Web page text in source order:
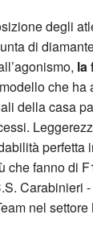
degli
di
la
che ha
della casa
perfetta
che fanno di
Carabinieri
nel settore